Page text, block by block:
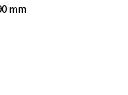
mm